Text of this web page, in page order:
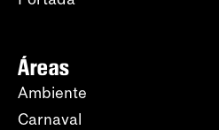
Áreas
Ambiente
Carnaval